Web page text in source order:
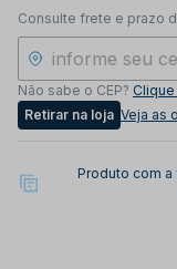
Consulte frete e prazo
Não sabe o CEP? Clique
Retirar na loja Veja as
Produto com